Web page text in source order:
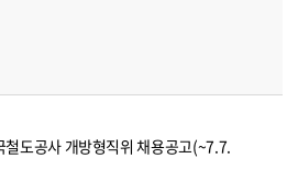
도공사 개방형직위 채용공고(~7.7.